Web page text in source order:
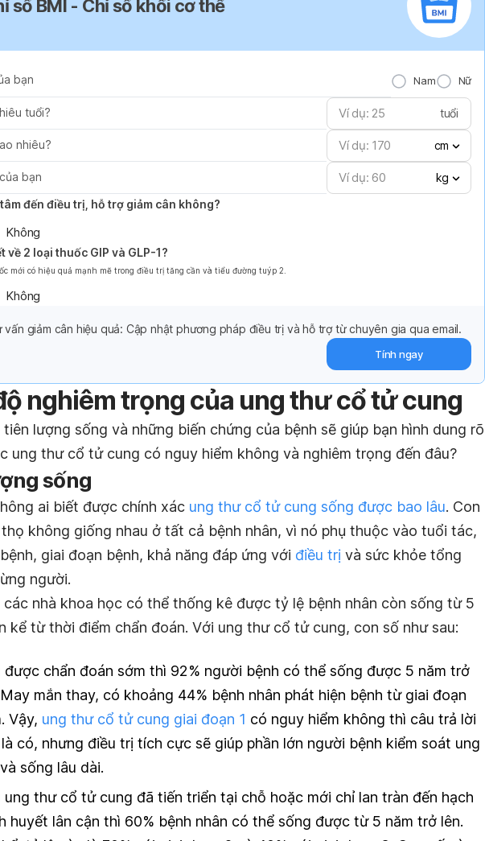
số BMI - Chỉ số khối cơ thể
bạn Nam Nữ
tuổi? tuổi
nhiêu? cm
bạn
kg
đến điều trị, hỗ trợ giảm cân không?
Không
về 2 loại thuốc GIP và GLP-1?
mới có hiệu quả mạnh mẽ trong điều trị tăng cần và tiểu đường tuýp 2.
Không
vấn giảm cân hiệu quả: Cập nhật phương pháp điều trị và hỗ trợ từ chuyên gia qua email.
Tính ngay
nghiêm trọng của ung thư cổ tử cung
tiên lượng sống và những biến chứng của bệnh sẽ giúp bạn hình dung rõ
ung thư cổ tử cung có nguy hiểm không và nghiêm trọng đến đâu?
sống
ai biết được chính xác ung thư cổ tử cung sống được bao lâu. Con
không giống nhau ở tất cả bệnh nhân, vì nó phụ thuộc vào tuổi tác,
giai đoạn bệnh, khả năng đáp ứng với điều trị và sức khỏe tổng
người.
các nhà khoa học có thể thống kê được tỷ lệ bệnh nhân còn sống từ 5
kể từ thời điểm chẩn đoán. Với ung thư cổ tử cung, con số như sau:
được chẩn đoán sớm thì 92% người bệnh có thể sống được 5 năm trở
mắn thay, có khoảng 44% bệnh nhân phát hiện bệnh từ giai đoạn
Vậy, ung thư cổ tử cung giai đoạn 1 có nguy hiểm không thì câu trả lời
có, nhưng điều trị tích cực sẽ giúp phần lớn người bệnh kiểm soát ung
sống lâu dài.
ung thư cổ tử cung đã tiến triển tại chỗ hoặc mới chỉ lan tràn đến hạch
huyết lân cận thì 60% bệnh nhân có thể sống được từ 5 năm trở lên.